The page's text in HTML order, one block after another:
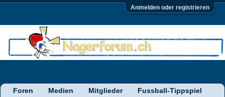
Anmelden oder registrieren
Foren Medien Mitglieder Fussball-Tippspiel